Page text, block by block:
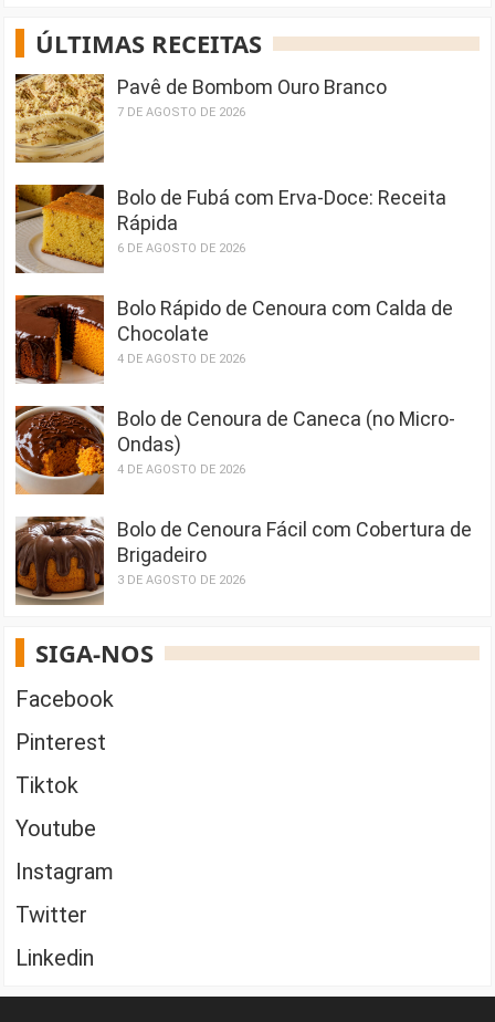
ÚLTIMAS RECEITAS
Pavê de Bombom Ouro Branco
7 DE AGOSTO DE 2026
Bolo de Fubá com Erva-Doce: Receita
Rápida
6 DE AGOSTO DE 2026
Bolo Rápido de Cenoura com Calda de
Chocolate
4 DE AGOSTO DE 2026
Bolo de Cenoura de Caneca (no Micro-
Ondas)
4 DE AGOSTO DE 2026
Bolo de Cenoura Fácil com Cobertura de
Brigadeiro
3 DE AGOSTO DE 2026
SIGA-NOS
Facebook
Pinterest
Tiktok
Youtube
Instagram
Twitter
Linkedin